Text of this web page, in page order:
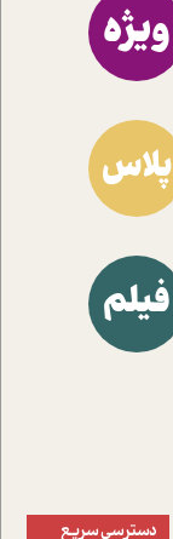
ویژه
پلاس
فیلم
دسترسی سریع